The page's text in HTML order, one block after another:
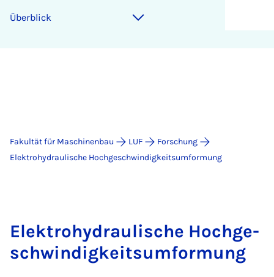
Über­blick
Fakultät für Maschinenbau LUF
Forschung
Elektrohydraulische Hochgeschwindigkeitsumformung
Elek­tro­hy­drau­li­sche Hoch­ge­
schwin­dig­keit­s­um­for­mung